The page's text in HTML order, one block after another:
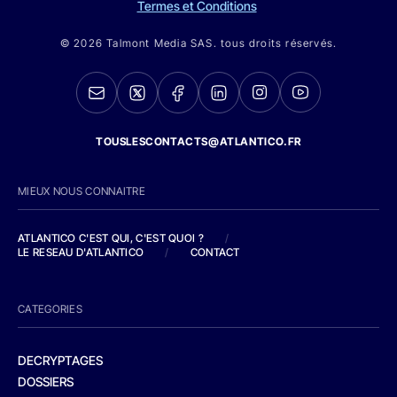
Termes et Conditions
© 2026 Talmont Media SAS. tous droits réservés.
TOUSLESCONTACTS@ATLANTICO.FR
MIEUX NOUS CONNAITRE
ATLANTICO C'EST QUI, C'EST QUOI ?
/
LE RESEAU D'ATLANTICO
/ CONTACT
CATEGORIES
DECRYPTAGES
DOSSIERS